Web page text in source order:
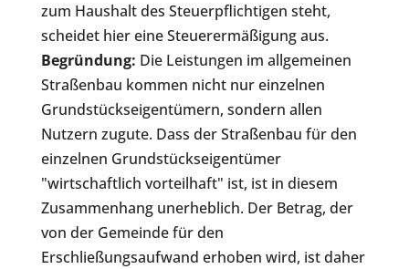
zum Haushalt des Steuerpflichtigen steht,
scheidet hier eine Steuerermäßigung aus.
Begründung: Die Leistungen im allgemeinen
Straßenbau kommen nicht nur einzelnen
Grundstückseigentümern, sondern allen
Nutzern zugute. Dass der Straßenbau für den
einzelnen Grundstückseigentümer
"wirtschaftlich vorteilhaft" ist, ist in diesem
Zusammenhang unerheblich. Der Betrag, der
von der Gemeinde für den
Erschließungsaufwand erhoben wird, ist daher